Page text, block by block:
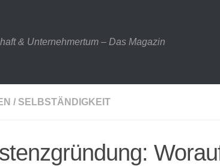
& Unternehmertum – Das Magazin
/ SELBSTÄNDIGKEIT